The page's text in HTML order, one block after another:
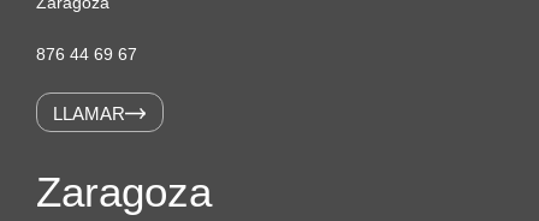
876 44 69 67
LLAMAR
Zaragoza